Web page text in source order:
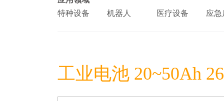
特种设备
机器人 医疗设备 应急
工业电池 20~50Ah